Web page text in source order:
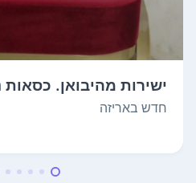
ישירות מהיבואן. כסאות
י...
חדש באריזה